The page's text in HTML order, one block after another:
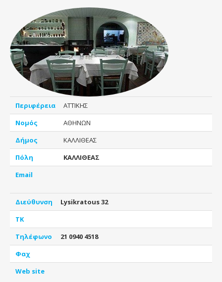
Περιφέρεια
ΑΤΤΙΚΗΣ
Νομός
ΑΘΗΝΩΝ
Δήμος
ΚΑΛΛΙΘΕΑΣ
Πόλη
ΚΑΛΛΙΘΕΑΣ
Email
Διεύθυνση
Lysikratous 32
ΤΚ
Τηλέφωνο
21 0940 4518
Φαχ
Web site